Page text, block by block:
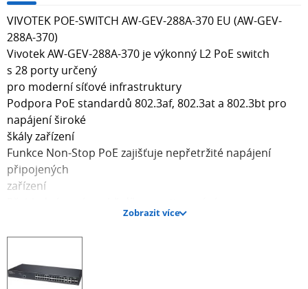
VIVOTEK POE-SWITCH AW-GEV-288A-370 EU (AW-GEV-
288A-370)
Vivotek AW-GEV-288A-370 je výkonný L2 PoE switch
s 28 porty určený
pro moderní síťové infrastruktury
Podpora PoE standardů 802.3af, 802.3at a 802.3bt pro
napájení široké
škály zařízení
Funkce Non-Stop PoE zajišťuje nepřetržité napájení
připojených
zařízení
zařízení
Vhodný pro náročné síťové a podnikové aplikace
Zobrazit více